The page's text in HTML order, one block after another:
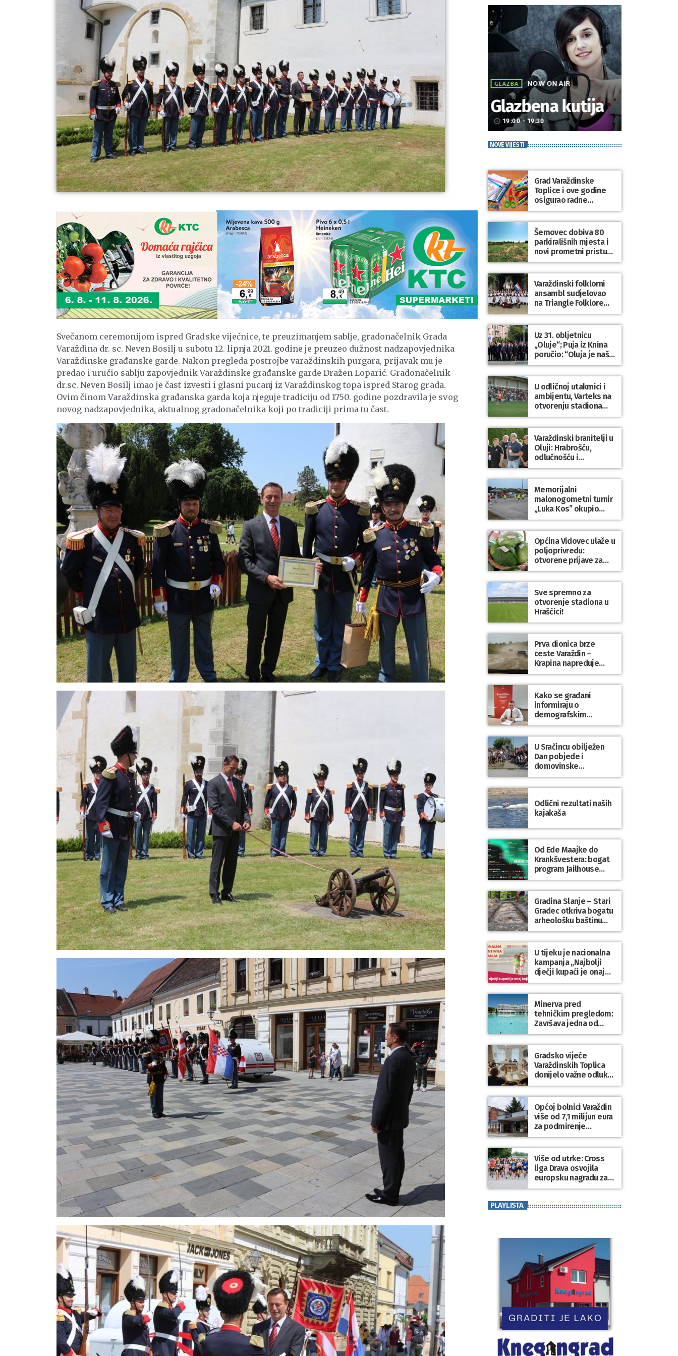
Svečanom ceremonijom ispred Gradske vijećnice, te preuzimanjem sablje, gradonačelnik Grada
Varaždina dr. sc. Neven Bosilj u subotu 12. lipnja 2021. godine je preuzeo dužnost nadzapovjednika
Varaždinske građanske garde. Nakon pregleda postrojbe varaždinskih purgara, prijavak mu je
predao i uručio sablju zapovjednik Varaždinske građanske garde Dražen Loparić. Gradonačelnik
dr.sc. Neven Bosilj imao je čast izvesti i glasni pucanj iz Varaždinskog topa ispred Starog grada.
Ovim činom Varaždinska građanska garda koja njeguje tradiciju od 1750. godine pozdravila je svog
novog nadzapovjednika, aktualnog gradonačelnika koji po tradiciji prima tu čast.
GLAZBA NOW ON AIR
Glazbena kutija
access_time 19:00 - 19:30
NOVE VIJESTI
Grad Varaždinske
Toplice i ove godine
osigurao radne
bilježnice i dodatni
obrazovni materijal za
sve osnovnoškolce
Šemovec dobiva 80
parkirališnih mjesta i
novi prometni pristup
groblju
Varaždinski folklorni
ansambl sudjelovao
na Triangle Folklore
Festivalu u Danskoj
Uz 31. obljetnicu
„Oluje“; Puja iz Knina
poručio: “Oluja je naša
najveća pobjeda,
simbol slobode i
zajedništva!”
U odličnoj utakmici i
ambijentu, Varteks na
otvorenju stadiona
odigrao 1:1 s
Mariborom
Varaždinski branitelji u
Oluji: Hrabrošću,
odlučnošću i
zajedništvom do
slobodne Hrvatske!
Memorijalni
malonogometni turnir
„Luka Kos” okupio
brojne ekipe i
posjetitelje u Sudovcu
Općina Vidovec ulaže u
poljoprivredu:
otvorene prijave za
općinske potpore
Sve spremno za
otvorenje stadiona u
Hrašćici!
Prva dionica brze
ceste Varaždin –
Krapina napreduje
prema planu
Kako se građani
informiraju o
demografskim
mjerama? Sudjelujte u
istraživanju!
U Sračincu obilježen
Dan pobjede i
domovinske
zahvalnosti te Dan
hrvatskih branitelja
Odlični rezultati naših
kajakaša
Od Ede Maajke do
Krankšvestera: bogat
program Jailhouse
Festivala 2026. u
Lepoglavi
Gradina Slanje – Stari
Gradec otkriva bogatu
arheološku baštinu
Varaždinske županije
U tijeku je nacionalna
kampanja „Najbolji
dječji kupaći je onaj
koji se nosi“
Minerva pred
tehničkim pregledom:
Završava jedna od
najvećih investicija u
zdravstveni turizam
Varaždinske županije
Gradsko vijeće
Varaždinskih Toplica
donijelo važne odluke
za kvalitetnije
upravljanje gradskom
imovinom i
komunalnim sustavom
Općoj bolnici Varaždin
više od 7,1 milijun eura
za podmirenje
dospjelih obveza
prema dobavljačima
Više od utrke: Cross
liga Drava osvojila
europsku nagradu za
sport koji povezuje
PLAYLISTA